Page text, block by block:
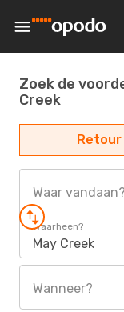
Zoek de
Creek
Retour
Waar vandaan?
Waarheen?
May Creek
Wanneer?